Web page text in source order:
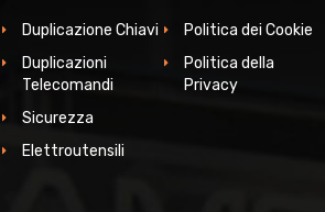
Duplicazione Chiavi
Duplicazioni
Telecomandi
Sicurezza
Elettroutensili
Politica dei Cookie
Politica della
Privacy